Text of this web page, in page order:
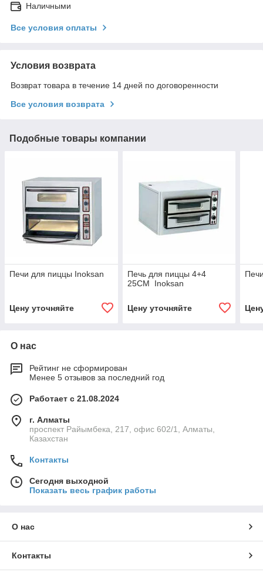
Наличными
Все условия оплаты
Условия возврата
Возврат товара в течение 14 дней по договоренности
Все условия возврата
Подобные товары компании
Печи для пиццы Inoksan
Цену уточняйте
Печь для пиццы 4+4
25СМ Inoksan
Цену уточняйте
О нас
Рейтинг не сформирован
Менее 5 отзывов за последний год
Работает с 21.08.2024
г. Алматы
проспект Райымбека, 217, офис 602/1, Алматы,
Казахстан
Контакты
Сегодня выходной
Показать весь график работы
О нас
Контакты